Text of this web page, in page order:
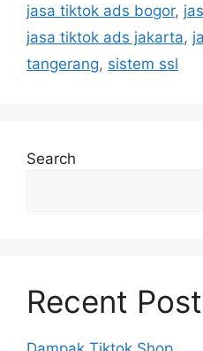
jasa tiktok ads bogor,
jasa tiktok ads jakarta,
tangerang, sistem ssl
Search
Recent